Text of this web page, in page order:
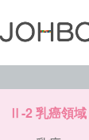
Ⅱ-2 乳癌領域